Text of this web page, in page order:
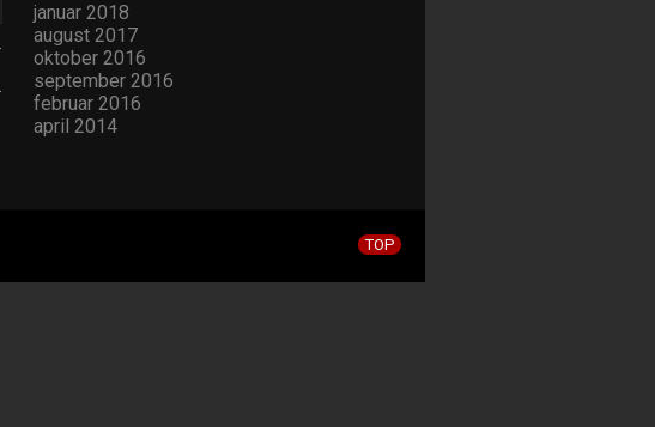
januar 2018
august 2017
oktober 2016
september 2016
februar 2016
april 2014
TOP